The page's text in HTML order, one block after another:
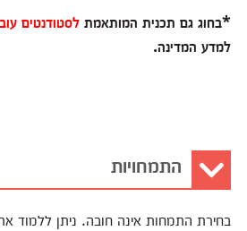
*בחוג גם תכנית המותאמתלסטודנטים
למדע המדינה.
התמחויות
בחירת התמחות אינה חובה. ניתן ללמוד